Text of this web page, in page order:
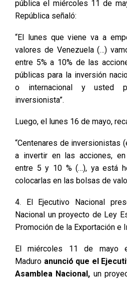
pública el miércoles 11 de
República señaló:
“El lunes que viene va a
valores de Venezuela (…)
entre 5% a 10% de las
públicas para la inversión
o internacional y usted
inversionista”.
Luego, el lunes 16 de mayo,
“Centenares de inversionistas
a invertir en las acciones,
entre 5 y 10 % (…), ya está
colocarlas en las bolsas de
4. El Ejecutivo Nacional
Nacional un proyecto de Ley
Promoción de la Exportación e
El miércoles 11 de mayo
Maduro anunció que el
Asamblea Nacional, un